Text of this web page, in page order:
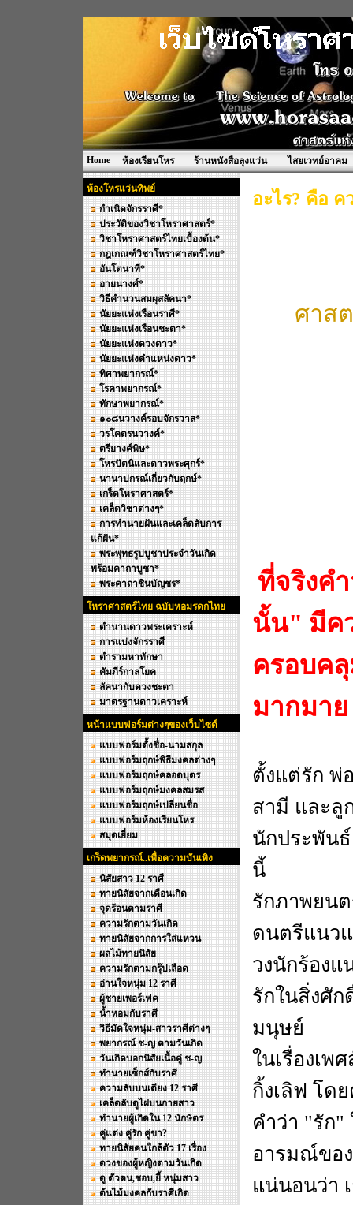
Home ห้องเรียนโหร ร้านหนังสือลุงแว่น ไสยเวทย์อาคม
ห้องโหรแว่นทิพย์
กำเนิดจักรราศี*
ประวัติของวิชาโหราศาสตร์*
วิชาโหราศาสตร์ไทยเบื้องต้น*
กฎเกณฑ์วิชาโหราศาสตร์ไทย*
อันโตนาที*
อายนางศ์*
วิธีคำนวนสมผุสลัคนา*
นัยยะแห่งเรือนราศี*
นัยยะแห่งเรือนชะตา*
นัยยะแห่งดวงดาว*
นัยยะแห่งตำแหน่งดาว*
ทิศาพยากรณ์*
โรคาพยากรณ์*
ทักษาพยากรณ์*
๑๐๘นวางค์รอบจักรวาล*
วรโคตรนวางค์*
ตรียางค์พิษ*
โหรปัตนิและดาวพระศุกร์*
นานาปกรณ์เกี่ยวกับฤกษ์*
เกร็ดโหราศาสตร์*
เคล็ดวิชาต่างๆ*
การทำนายฝันและเคล็ดลับการ
แก้ฝัน*
พระพุทธรูปบูชาประจำวันเกิด
พร้อมคาถาบูชา*
พระคาถาชินบัญชร*
โหราศาสตร์ไทย ฉบับหอมรดกไทย
ตำนานดาวพระเคราะห์
การแบ่งจักรราศี
ตำรามหาทักษา
คัมภีร์กาลโยค
ลัคนากับดวงชะตา
มาตรฐานดาวเคราะห์
หน้าแบบฟอร์มต่างๆของเว็บไซด์
แบบฟอร์มตั้งชื่อ-นามสกุล
แบบฟอร์มฤกษ์พิธีมงคลต่างๆ
แบบฟอร์มฤกษ์คลอดบุตร
แบบฟอร์มฤกษ์มงคลสมรส
แบบฟอร์มฤกษ์เปลี่ยนชื่อ
แบบฟอร์มห้องเรียนโหร
สมุดเยี่ยม
เกร็ดพยากรณ์..เพื่อความบันเทิง
นิสัยสาว 12 ราศี
ทายนิสัยจากเดือนเกิด
จุดร้อนตามราศี
ความรักตามวันเกิด
ทายนิสัยจากการใส่แหวน
ผลไม้ทายนิสัย
ความรักตามกรุ๊ปเลือด
อ่านใจหนุ่ม 12 ราศี
ผู้ชายเพอร์เฟค
น้ำหอมกับราศี
วิธีมัดใจหนุ่ม-สาวราศีต่างๆ
พยากรณ์ ช-ญ ตามวันเกิด
วันเกิดบอกนิสัยเนื้อคู่ ช-ญ
ทำนายเซ็กส์กับราศี
ความลับบนเตียง 12 ราศี
เคล็ดลับดูไฝบนกายสาว
ทำนายผู้เกิดใน 12 นักษัตร
คู่แต่ง คู่รัก คู่ขา?
ทายนิสัยคนใกล้ตัว 17 เรื่อง
ดวงของผู้หญิงตามวันเกิด
ดู ตัวตน,ชอบ,ยี้ หนุ่มสาว
ต้นไม้มงคลกับราศีเกิด
อะไร? คือ ค
ศาส
ที่จริงค
นั้น" มีค
ครอบคลุ
มากมาย
ตั้งแต่รัก พ่
สามี และลู
นักประพัน
นี้
รักภาพยน
ดนตรีแนว
วงนักร้อง
รักในสิ่งศัก
มนุษย์
ในเรื่องเพ
กิ้งเลิฟ โด
คำว่า "รัก"
อารมณ์ขอ
แน่นอนว่า